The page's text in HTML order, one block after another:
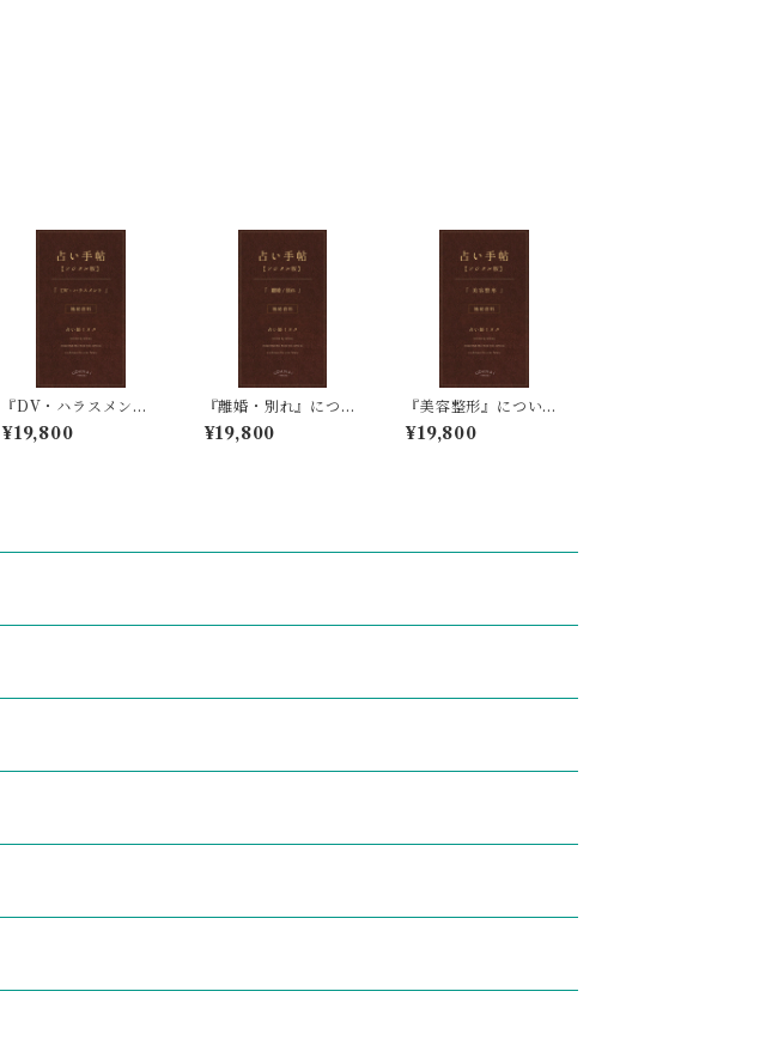
『DV・ハラスメント
（家族やパートナ
ー）』についての四柱
¥19,800
『離婚・別れ』につい
ての四柱推命占い鑑定
¥19,800
『美容整形』について
の四柱推命占い鑑定
¥19,800